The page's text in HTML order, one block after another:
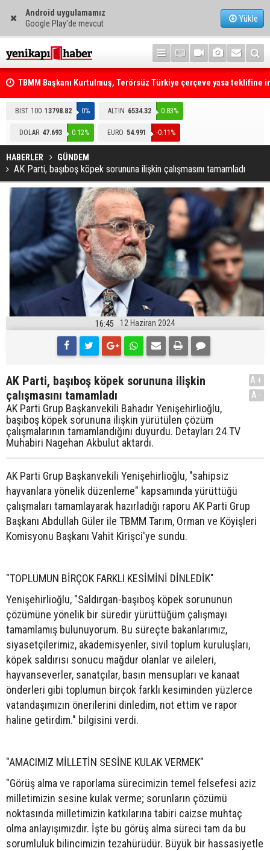
Android uygulamamız
Google Play'de mevcut
Yükle
attı
Telefonla arayıp "RTÜK'ten geliyoruz" dediler: Medyayı hedef alan
akılalmaz tuzak ifşa oldu
BIST 100 13798.82 0% ALTIN 6534.32 0.83%
DOLAR 47.693 0.12% EURO 54.991 -0.11%
HABERLER GÜNDEM
AK Parti, başıboş köpek sorununa ilişkin çalışmasını tamamladı
16:45 12 Haziran 2024
AK Parti, başıboş köpek sorununa ilişkin
çalışmasını tamamladı
AK Parti Grup Başkanvekili Bahadır Yenişehirlioğlu,
başıboş köpek sorununa ilişkin yürütülen çözüm
çalışmalarının tamamlandığını duyurdu. Detayları 24 TV
Muhabiri Nagehan Akbulut aktardı.
A+
A-
AK Parti Grup Başkanvekili Yenişehirlioğlu, "sahipsiz
hayvanlara yönelik düzenleme" kapsamında yürüttüğü
çalışmaları tamamlayarak hazırladığı raporu AK Parti Grup
Başkanı Abdullah Güler ile TBMM Tarım, Orman ve Köyişleri
Komisyonu Başkanı Vahit Kirişci'ye sundu.
"TOPLUMUN BİRÇOK FARKLI KESİMİNİ DİNLEDİK"
Yenişehirlioğlu, "Saldırgan-başıboş köpek sorununun
çözümüne yönelik bir süredir yürüttüğüm çalışmayı
tamamlamış bulunuyorum. Bu süreçte bakanlarımız,
siyasetçilerimiz, akademisyenler, sivil toplum kuruluşları,
köpek saldırısı sonucu mağdur olanlar ve aileleri,
hayvanseverler, sanatçılar, basın mensupları ve kanaat
önderleri gibi toplumun birçok farklı kesiminden yüzlerce
vatandaşımızın önerilerini dinledim, not ettim ve rapor
haline getirdim." bilgisini verdi.
"AMACIMIZ MİLLETİN SESİNE KULAK VERMEK"
"Görüş alma ve raporlama sürecimizin temel felsefesi aziz
milletimizin sesine kulak verme; sorunların çözümü
noktasında milletimizin katkılarına tabiri caizse muhtaç
olma anlayışımızdır. İşte bu görüş alma süreci tam da bu
sorumluluk bilincimizin tezahürüdür. Büyük bir hassasiyetle